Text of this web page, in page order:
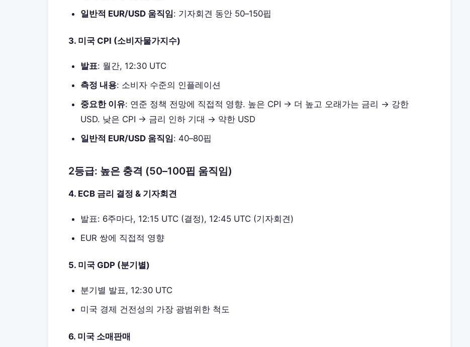
일반적 EUR/USD 움직임: 기자회견 동안 50–150핍
3. 미국 CPI (소비자물가지수)
발표: 월간, 12:30 UTC
측정 내용: 소비자 수준의 인플레이션
중요한 이유: 연준 정책 전망에 직접적 영향. 높은 CPI → 더 높고 오래가는 금리 → 강한
USD. 낮은 CPI → 금리 인하 기대 → 약한 USD
일반적 EUR/USD 움직임: 40–80핍
2등급: 높은 충격 (50–100핍 움직임)
4. ECB 금리 결정 & 기자회견
발표: 6주마다, 12:15 UTC (결정), 12:45 UTC (기자회견)
EUR 쌍에 직접적 영향
5. 미국 GDP (분기별)
분기별 발표, 12:30 UTC
미국 경제 건전성의 가장 광범위한 척도
6. 미국 소매판매